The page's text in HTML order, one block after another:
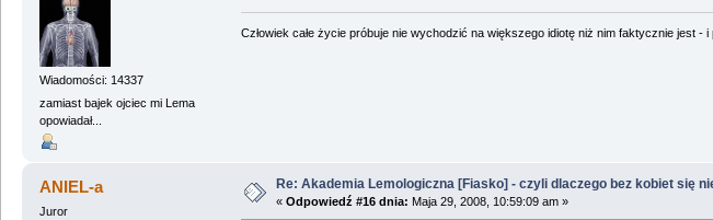
Wiadomości: 14337
zamiast bajek ojciec mi Lema
opowiadał...
Człowiek całe życie próbuje nie wychodzić na większego idiotę niż nim faktycznie jest -
ANIEL-a
Juror
Re: Akademia Lemologiczna [Fiasko] - czyli dlaczego bez kobiet się
« Odpowiedź #16 dnia: Maja 29, 2008, 10:59:09 am »